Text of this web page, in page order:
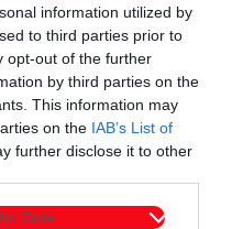
information utilized by
to third parties prior to
opt-out of the further
by third parties on the
This information may
on the IAB’s List of
further disclose it to other
Outs
α πό τ ους 43 στους 37
από τον
από τον Ορέστη
στενά την
διαδικασία να
και άμεση παρέμβαση,
στις όλες νομικές
θα κάνει πρόσθετη